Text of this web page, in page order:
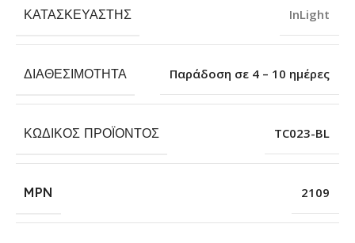
ΚΑΤΑΣΚΕΥΑΣΤΉΣ InLight
ΔΙΑΘΕΣΙΜΌΤΗΤΑ Παράδοση σε 4 – 10 ημέρες
ΚΩΔΙΚΌΣ ΠΡΟΪΌΝΤΟΣ TC023-BL
MPN 2109